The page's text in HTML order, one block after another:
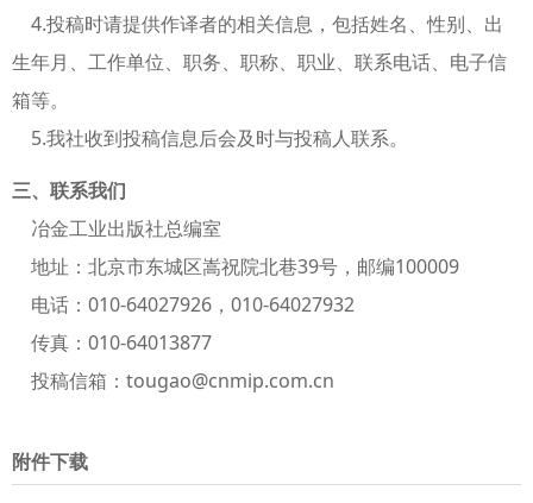
4.投稿时请提供作译者的相关信息，包括姓名、性别、出
生年月、工作单位、职务、职称、职业、联系电话、电子信
箱等。
5.我社收到投稿信息后会及时与投稿人联系。
三、联系我们
冶金工业出版社总编室
地址：北京市东城区嵩祝院北巷39号，邮编100009
电话：010-64027926，010-64027932
传真：010-64013877
投稿信箱：tougao@cnmip.com.cn
附件下载